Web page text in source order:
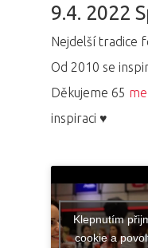
9.4. 2022
Nejdelší tradice
Od 2010 se
Děkujeme 65
inspiraci ♥
Klepnutím
cookie a